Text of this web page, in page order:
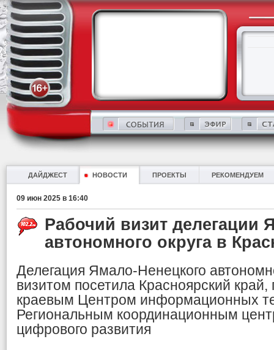
ДАЙДЖЕСТ НОВОСТИ ПРОЕКТЫ РЕКОМЕНДУЕМ
09 июн 2025 в 16:40
Рабочий визит делегации
автономного округа в
Делегация Ямало-Ненецкого
визитом посетила Красноярский край,
краевым Центром информационных
Региональным координационным
цифрового развития